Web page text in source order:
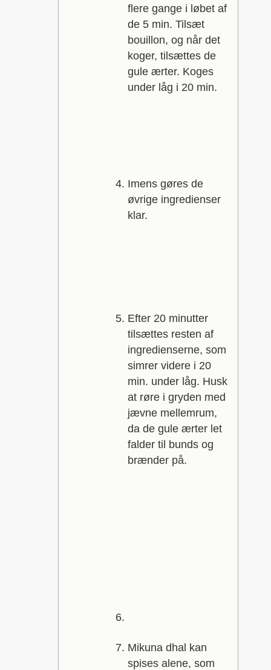
flere gange i løbet af
de 5 min. Tilsæt
bouillon, og når det
koger, tilsættes de
gule ærter. Koges
under låg i 20 min.
Imens gøres de
øvrige ingredienser
klar.
Efter 20 minutter
tilsættes resten af
ingredienserne, som
simrer videre i 20
min. under låg. Husk
at røre i gryden med
jævne mellemrum,
da de gule ærter let
falder til bunds og
brænder på.
Mikuna dhal kan
spises alene, som